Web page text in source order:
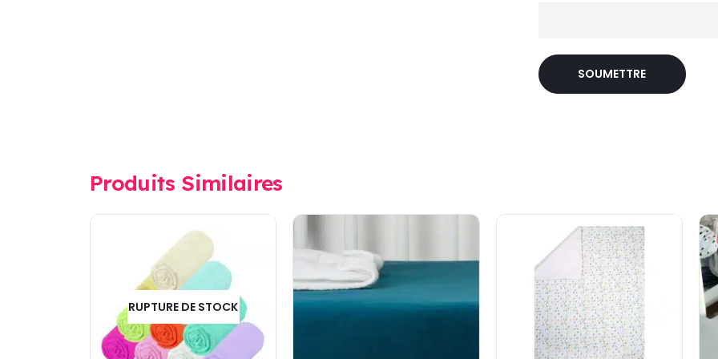
Produits Similaires
RUPTURE DE STOCK